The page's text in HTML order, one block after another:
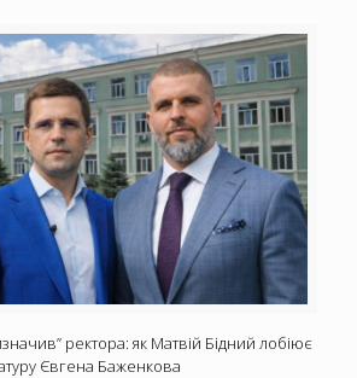
ректора: як Матвій Бідний лобіює
Євгена Баженкова